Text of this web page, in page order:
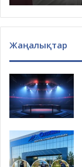
Жаңалықтар